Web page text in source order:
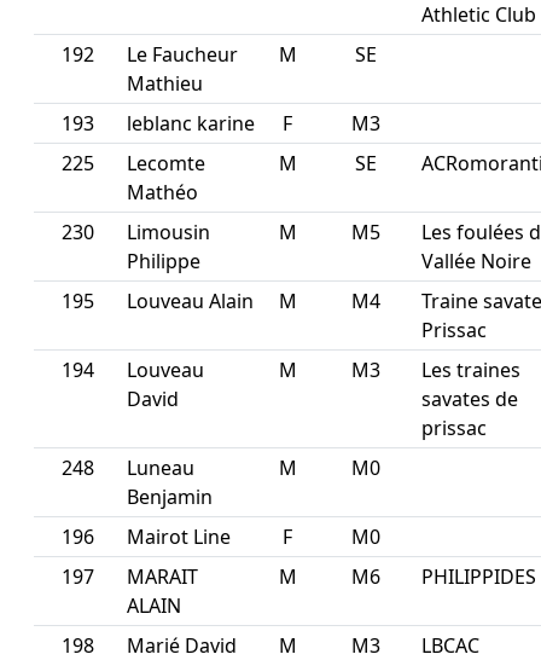
Athletic Club
192
Le Faucheur
Mathieu
M SE
193 leblanc karine F
M3
225
Lecomte
Mathéo
M SE
230
Limousin
Philippe
M M5
Les foulées
Vallée Noire
195
Louveau Alain M M4
Traine
Prissac
194
Louveau
David
M M3
Les traines
savates de
prissac
248
Luneau
Benjamin
M M0
196 Mairot Line F
M0
197
MARAIT
ALAIN
M M6 PHILIPPIDES
198 Marié David M M3
LBCAC